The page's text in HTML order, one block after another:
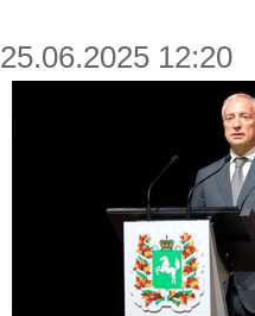
25.06.2025 12:20